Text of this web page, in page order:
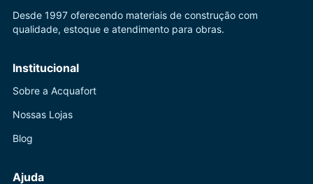
Desde 1997 oferecendo materiais de construção com
qualidade, estoque e atendimento para obras.
Institucional
Sobre a Acquafort
Nossas Lojas
Blog
Ajuda